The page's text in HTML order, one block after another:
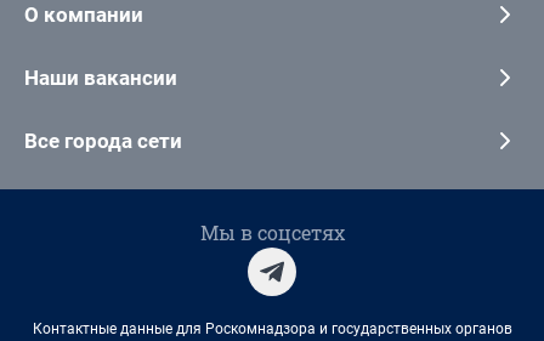
О компании
Наши вакансии
Все города сети
Мы в соцсетях
Контактные данные для Роскомнадзора и государственных органов